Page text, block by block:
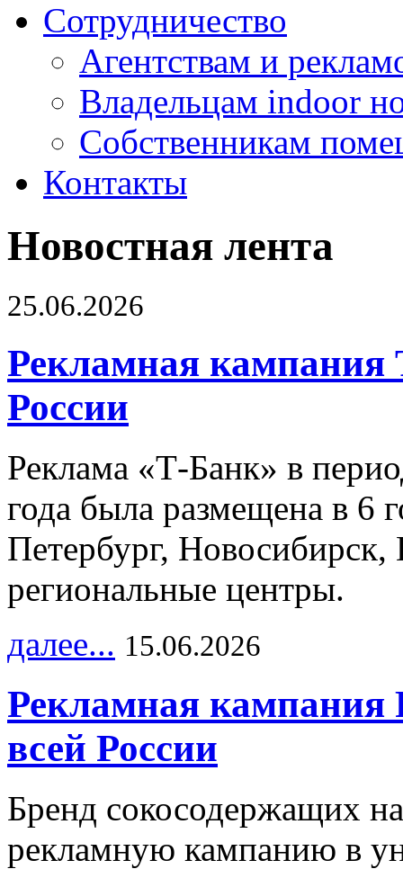
Сотрудничество
Агентствам и
Владельцам indoor
Собственникам
Контакты
Новостная лента
25.06.2026
Рекламная кампания
России
Реклама «Т-Банк» в
года была размещена в 6
Петербург,
региональные центры.
далее... 15.06.2026
Рекламная
всей России
Бренд сокосодержащих
рекламную кампанию в